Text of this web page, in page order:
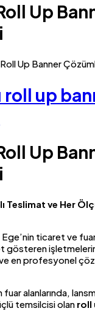
Up
Up Banner
Up
Teslimat ve Her
ticaret ve
gösteren
ve en profesyonel
fuar alanlarında,
temsilcisi olan roll